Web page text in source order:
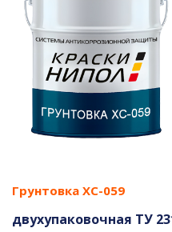
Грунтовка ХС-059
двухупаковочная ТУ